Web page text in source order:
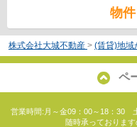
物
株式会社大城不動産 > (賃貸)地域
ペ
営業時間:月～金09：00～18：30
随時承っております